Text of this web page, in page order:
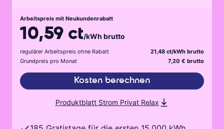
Arbeitspreis mit Neukundenrabatt
10,59 ct/kWh brutto
regulärer Arbeitspreis ohne Rabatt
21,48 ct/kWh brutto
Grundpreis pro Monat
7,20 € brutto
Kosten berechnen
Produktblatt Strom Privat Relax